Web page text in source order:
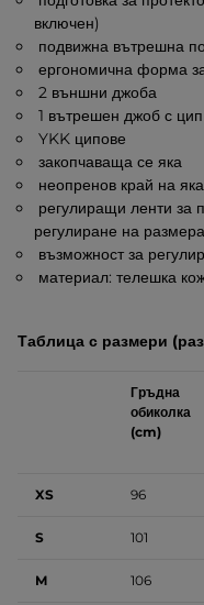
включен)
подвижна вътрешна
ергономична форма
2 външни джоба
1 вътрешен джоб с цип
YKK ципове
закопчаваща се яка
неопренов край на
регулиращи ленти за
регулиране на размера
възможност за
материал: телешка
Таблица с размери
Гръдна
обиколка
(cm)
XS 96
S 101
M 106